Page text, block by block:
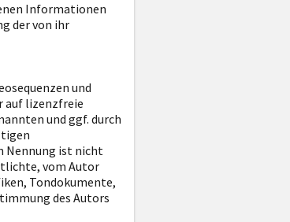
Informationen
der von ihr
und
auf lizenzfreie
und ggf. durch
Nennung ist nicht
vom Autor
Tondokumente,
des Autors